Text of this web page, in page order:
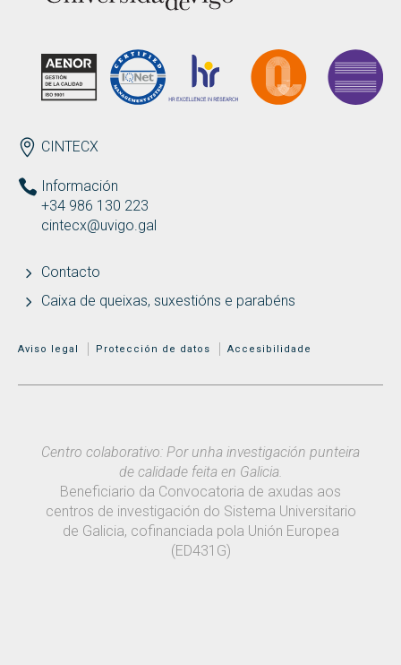
ENDEREZO
CINTECX
Información
+34 986 130 223
cintecx@uvigo.gal
Contacto
Caixa de queixas, suxestións e parabéns
MENÚ ADICIONAL
Aviso legal Protección de datos Accesibilidade
Centro colaborativo: Por unha investigación punteira
de calidade feita en Galicia.
Beneficiario da Convocatoria de axudas aos
centros de investigación do Sistema Universitario
de Galicia, cofinanciada pola Unión Europea
(ED431G)